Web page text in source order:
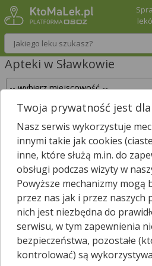
Wpisz nazwę leku
Apteki w Sławkowie
Sprawdź, które apteki w
Twój lek i zarezerwuj go już
Wpisz nazwę leku
W Sławkowie są 3apteki.
Wybierz typ aptek
Twoja prywatność jest dla
Nasz serwis wykorzystuje
innymi takie jak cookies
inne, które służą m.in. do
obsługi podczas wizyty w
Powyższe mechanizmy mogą
przez nas jak i przez naszych
nich jest niezbędna do
serwisu, w tym zapewnienia
bezpieczeństwa, pozostałe
kontrolować) są